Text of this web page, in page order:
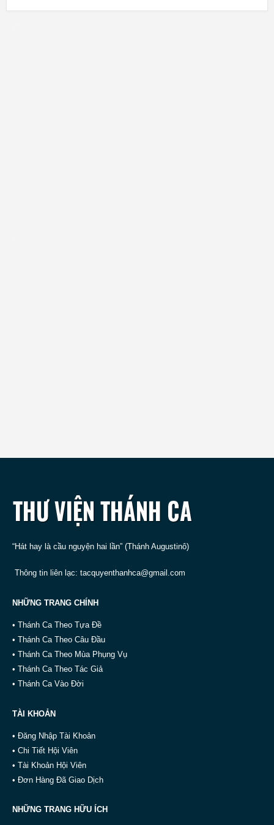
“Hát hay là cầu nguyện hai lần” (Thánh Augustinô)
Thông tin liên lạc: tacquyenthanhca@gmail.com
NHỮNG TRANG CHÍNH
• Thánh Ca Theo Tựa Đề
• Thánh Ca Theo Câu Đầu
• Thánh Ca Theo Mùa Phụng Vụ
• Thánh Ca Theo Tác Giả
• Thánh Ca Vào Đời
TÀI KHOẢN
• Đăng Nhập Tài Khoản
• Chi Tiết Hội Viên
• Tài Khoản Hội Viên
• Đơn Hàng Đã Giao Dịch
NHỮNG TRANG HỮU ÍCH